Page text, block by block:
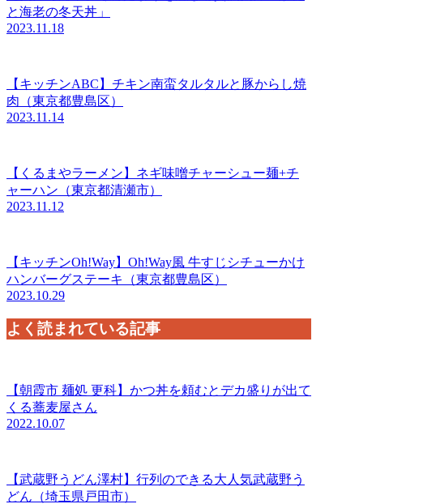
と海老の冬天丼」
2023.11.18
【キッチンABC】チキン南蛮タルタルと豚からし焼
肉（東京都豊島区）
2023.11.14
【くるまやラーメン】ネギ味噌チャーシュー麺+チ
ャーハン（東京都清瀬市）
2023.11.12
【キッチンOh!Way】Oh!Way風 牛すじシチューかけ
ハンバーグステーキ（東京都豊島区）
2023.10.29
よく読まれている記事
【朝霞市 麺処 更科】かつ丼を頼むとデカ盛りが出て
くる蕎麦屋さん
2022.10.07
【武蔵野うどん澤村】行列のできる大人気武蔵野う
どん（埼玉県戸田市）